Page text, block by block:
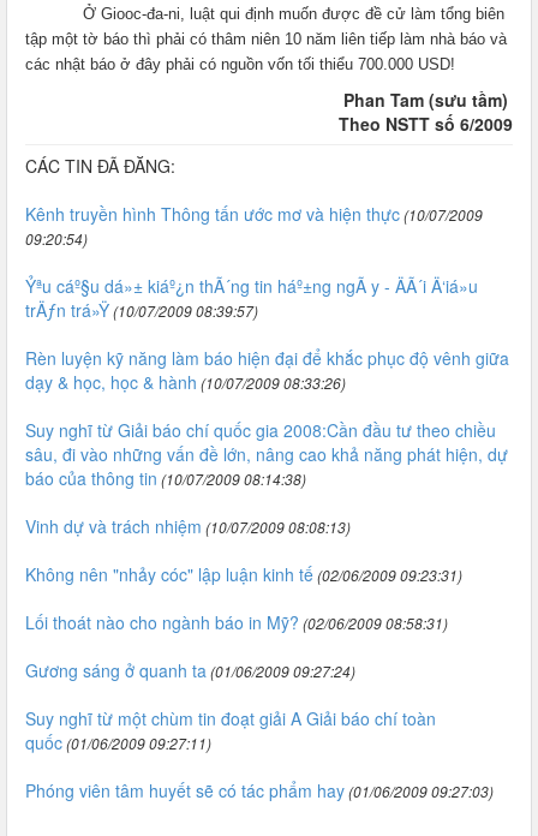
Ở Giooc-đa-ni, luật qui định muốn được đề cử làm tổng biên
tập một tờ báo thì phải có thâm niên 10 năm liên tiếp làm nhà báo và
các nhật báo ở đây phải có nguồn vốn tối thiểu 700.000 USD!
Phan Tam (sưu tầm)
Theo NSTT số 6/2009
CÁC TIN ĐÃ ĐĂNG:
Kênh truyền hình Thông tấn ước mơ và hiện thực(10/07/2009
09:20:54)
Ỷªu cáº§u dá»± kiáº¿n thÃ´ng tin háº±ng ngÃ y - ÄÃ´i Ä‘iá»u
trÄƒn trá»Ÿ(10/07/2009 08:39:57)
Rèn luyện kỹ năng làm báo hiện đại để khắc phục độ vênh giữa
dạy & học, học & hành (10/07/2009 08:33:26)
Suy nghĩ từ Giải báo chí quốc gia 2008:Cần đầu tư theo chiều
sâu, đi vào những vấn đề lớn, nâng cao khả năng phát hiện, dự
báo của thông tin (10/07/2009 08:14:38)
Vinh dự và trách nhiệm (10/07/2009 08:08:13)
Không nên "nhảy cóc" lập luận kinh tế(02/06/2009 09:23:31)
Lối thoát nào cho ngành báo in Mỹ? (02/06/2009 08:58:31)
Gương sáng ở quanh ta(01/06/2009 09:27:24)
Suy nghĩ từ một chùm tin đoạt giải A Giải báo chí toàn
quốc(01/06/2009 09:27:11)
Phóng viên tâm huyết sẽ có tác phẩm hay(01/06/2009 09:27:03)